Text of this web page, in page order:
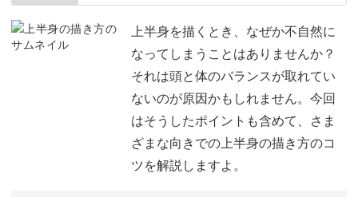
が可能なもの。
コツを押さえて、描きたいイラストを自由に描けるように
もちろんアプリの使い方からレッスン
新しいキャンバスの開き方 01:55
機能の配置について 02:57
塗りつぶしツールの説明 03:49
移動変形ツールの説明 04:44
投げ縄ツールの説明
上半身を描くとき、なぜか不自然に
なってしまうことはありませんか？
それは頭と体のバランスが取れてい
ないのが原因かもしれません。今回
はそうしたポイントも含めて、さま
ざまな向きでの上半身の描き方のコ
ツを解説しますよ。